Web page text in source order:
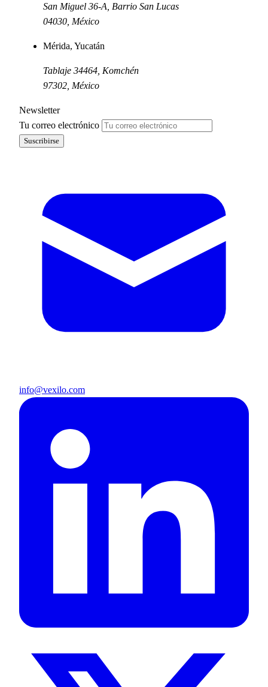
San Miguel 36-A, Barrio San Lucas
04030 México
Mérida, Yucatán
Tablaje 34464, Komchén
97302 México
Newsletter
Tu correo electrónico
Suscribirse
info@vexilo.com